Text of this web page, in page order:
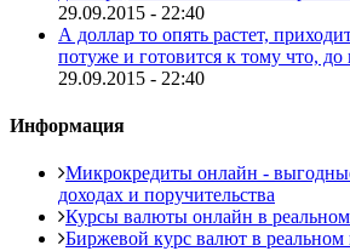
29.09.2015 - 22:40
А доллар то опять растет,
потуже и готовится к тому что, до
29.09.2015 - 22:40
Информация
Микрокредиты онлайн -
доходах и поручительства
Курсы валюты онлайн в
Биржевой курс валют в реальном